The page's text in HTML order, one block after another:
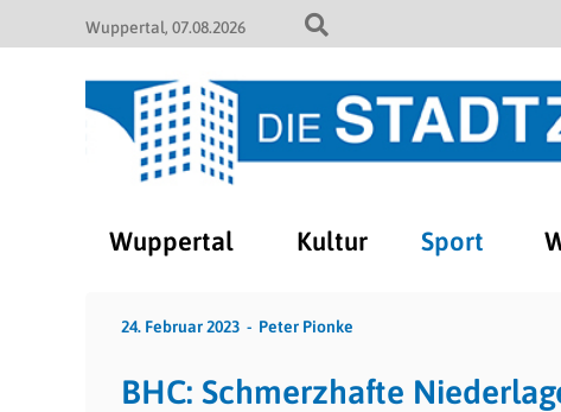
Wuppertal 07.08.2026
Wuppertal Kultur Sport
24. Februar 2023 Peter Pionke
BHC: Schmerzhafte